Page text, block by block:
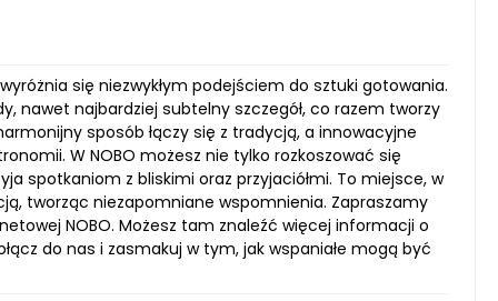
się niezwykłym podejściem do sztuki gotowania.
nawet najbardziej subtelny szczegół, co razem tworzy
sposób łączy się z tradycją, a innowacyjne
W NOBO możesz nie tylko rozkoszować się
spotkaniom z bliskimi oraz przyjaciółmi. To miejsce, w
tworząc niezapomniane wspomnienia. Zapraszamy
NOBO. Możesz tam znaleźć więcej informacji o
do nas i zasmakuj w tym, jak wspaniałe mogą być